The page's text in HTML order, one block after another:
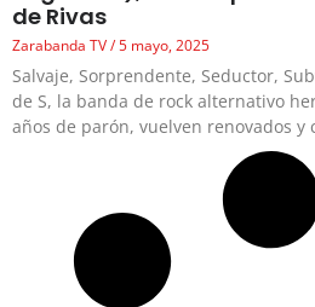
de Rivas
Zarabanda TV 5 mayo, 2025
Salvaje, Sorprendente, Seductor,
de S, la banda de rock alternativo
años de parón, vuelven renovados y